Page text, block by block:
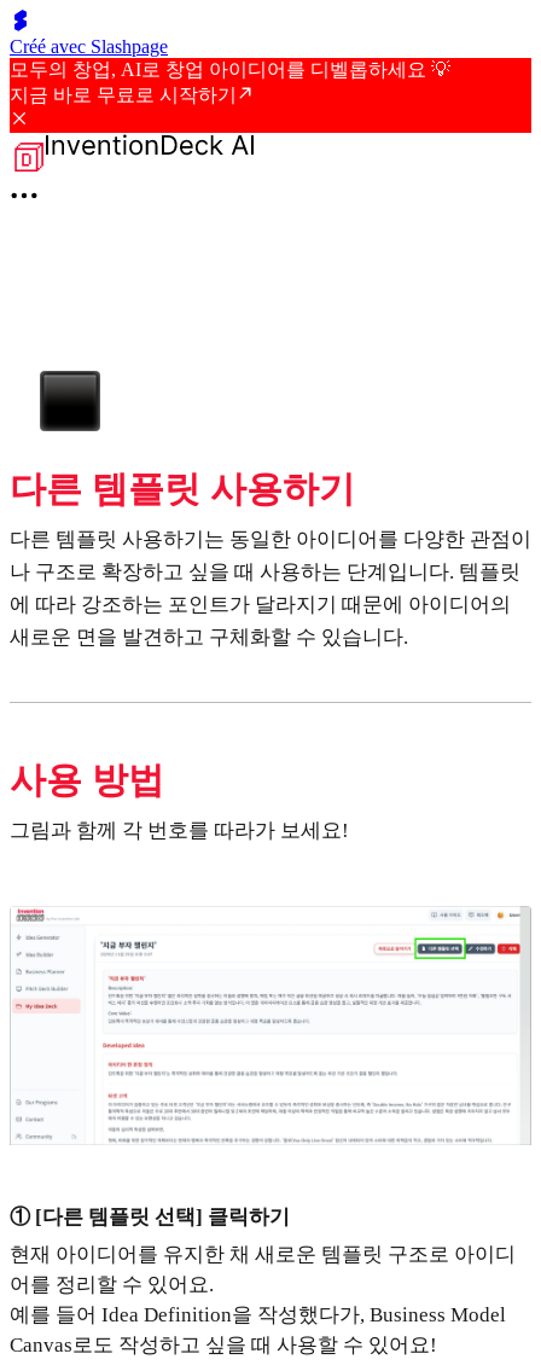
Créé avec Slashpage
모두의 창업, AI로 창업 아이디어를 디벨롭하세요 💡
지금 바로 무료로 시작하기
다른 템플릿 사용하기
다른 템플릿 사용하기는 동일한 아이디어를 다양한 관점이
나 구조로 확장하고 싶을 때 사용하는 단계입니다. 템플릿
에 따라 강조하는 포인트가 달라지기 때문에 아이디어의
새로운 면을 발견하고 구체화할 수 있습니다.
사용 방법
그림과 함께 각 번호를 따라가 보세요!
① [다른 템플릿 선택] 클릭하기
현재 아이디어를 유지한 채 새로운 템플릿 구조로 아이디
어를 정리할 수 있어요.
예를 들어 Idea Definition을 작성했다가, Business Model
Canvas로도 작성하고 싶을 때 사용할 수 있어요!